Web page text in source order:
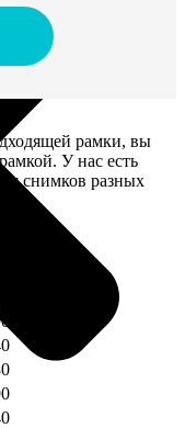
рамки, вы
У нас есть
снимков разных